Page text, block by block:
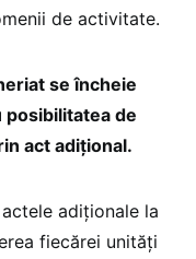
de activitate.
se încheie
posibilitatea de
act adiţional.
adiţionale la
fiecărei unităţi